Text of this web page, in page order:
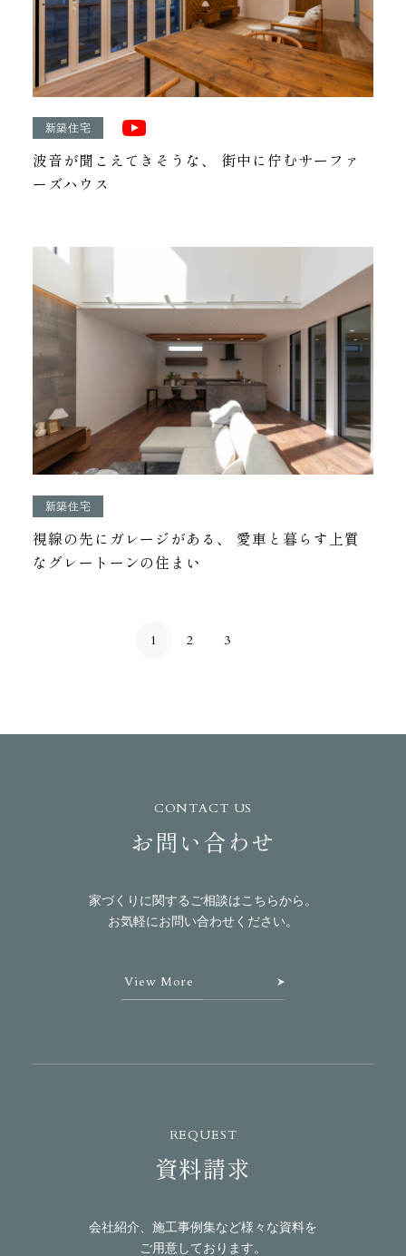
新築住宅
波音が聞こえてきそうな、 街中に佇むサーファ
ーズハウス
新築住宅
視線の先にガレージがある、 愛車と暮らす上質
なグレートーンの住まい
1 2 3
CONTACT US
お問い合わせ
家づくりに関するご相談はこちらから。
お気軽にお問い合わせください。
View More
REQUEST
資料請求
会社紹介、施工事例集など様々な資料を
ご用意しております。